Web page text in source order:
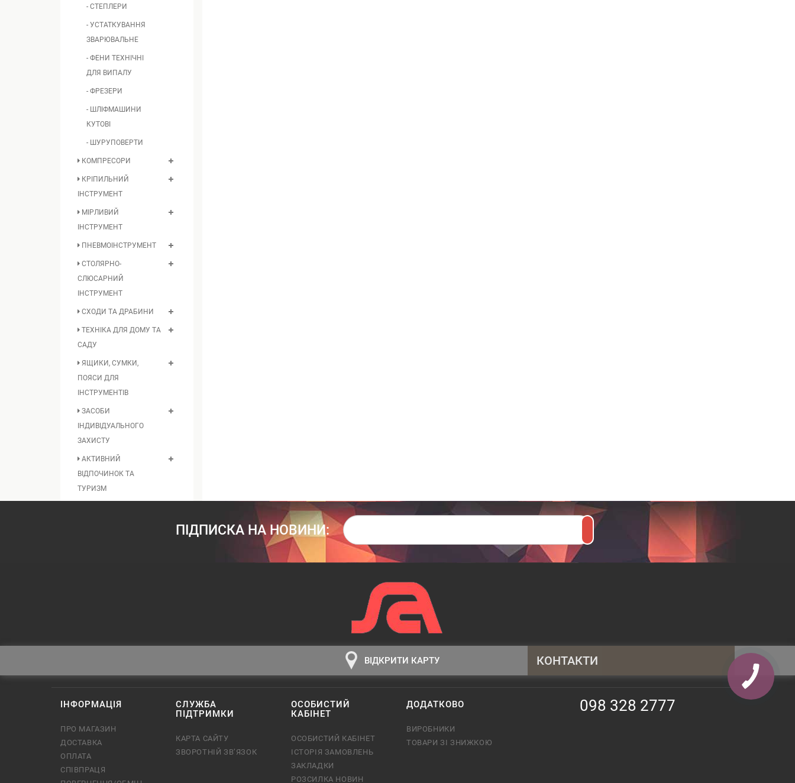
- СТЕПЛЕРИ
- УСТАТКУВАННЯ
ЗВАРЮВАЛЬНЕ
- ФЕНИ ТЕХНІЧНІ
ДЛЯ ВИПАЛУ
- ФРЕЗЕРИ
- ШЛІФМАШИНИ
КУТОВІ
- ШУРУПОВЕРТИ
КОМПРЕСОРИ
КРІПИЛЬНИЙ
ІНСТРУМЕНТ
МІРЛИВИЙ
ІНСТРУМЕНТ
ПНЕВМОІНСТРУМЕНТ
СТОЛЯРНО-
СЛЮСАРНИЙ
ІНСТРУМЕНТ
СХОДИ ТА ДРАБИНИ
ТЕХНІКА ДЛЯ ДОМУ ТА
САДУ
ЯЩИКИ, СУМКИ,
ПОЯСИ ДЛЯ
ІНСТРУМЕНТІВ
ЗАСОБИ
ІНДИВІДУАЛЬНОГО
ЗАХИСТУ
АКТИВНИЙ
ВІДПОЧИНОК ТА
ТУРИЗМ
ПІДПИСКА НА НОВИНИ:
ВІДКРИТИ КАРТУ КОНТАКТИ
098 328 2777
ІНФОРМАЦІЯ
ПРО МАГАЗИН
ДОСТАВКА
ОПЛАТА
СПІВПРАЦЯ
СЛУЖБА
ПІДТРИМКИ
КАРТА САЙТУ
ЗВОРОТНІЙ ЗВ’ЯЗОК
ОСОБИСТИЙ
КАБІНЕТ
ОСОБИСТИЙ КАБІНЕТ
ІСТОРІЯ ЗАМОВЛЕНЬ
ЗАКЛАДКИ
РОЗСИЛКА НОВИН
ДОДАТКОВО
ВИРОБНИКИ
ТОВАРИ ЗІ ЗНИЖКОЮ
098 328 2777